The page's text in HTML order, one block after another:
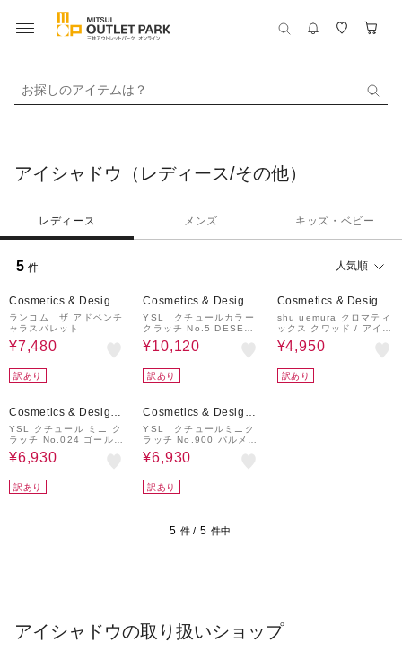
お探しのアイテムは？
アイシャドウ（レディース/その他）
レディース メンズ キッズ・ベビー
5 件 人気順
Cosmetics & Designe
r Fragrances
ランコム ザ アドベンチ
ャラスパレット
¥7,480
訳あり
Cosmetics & Designe
r Fragrances
YSL クチュールカラー
クラッチ No.5 DESERT
NUDE (アイシャドウ/チ
ークカラー)
¥10,120
訳あり
Cosmetics & Designe
r Fragrances
shu uemura クロマティ
ックス クワッド / アイス
カルプト サマー マツリ
¥4,950
訳あり
Cosmetics & Designe
r Fragrances
YSL クチュール ミニ ク
ラッチ No.024 ゴールデ
ンレース＜コレクター＞
¥6,930
訳あり
Cosmetics & Designe
r Fragrances
YSL クチュールミニク
ラッチ No.900 パルメリ
ーズ スカイズ (限定色)
¥6,930
訳あり
5 件 / 5 件中
アイシャドウの取り扱いショップ